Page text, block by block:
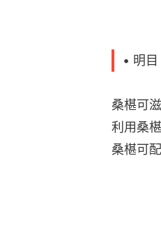
• 明
桑椹可
利用桑
桑椹可